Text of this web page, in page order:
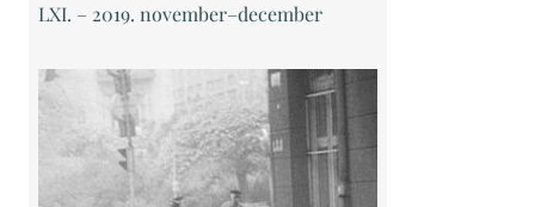
LXI. – 2019. november–december